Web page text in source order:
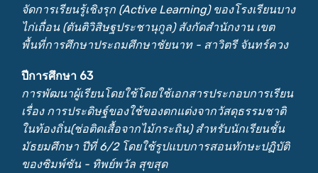
จัดการเรียนรู้เชิงรุก (Active Learning) ของโรงเรียนบาง
ไก่เถื่อน (ตันติวิสิษฐประชานุกูล) สังกัดสำนักงาน เขต
พื้นที่การศึกษาประถมศึกษาชัยนาท - สาวิตรี จันทร์ควง
ปีการศึกษา 63
การพัฒนาผู้เรียนโดยใช้โดยใช้เอกสารประกอบการเรียน
เรื่อง การประดิษฐ์ของใช้ของตกแต่งจากวัสดุธรรมชาติ
ในท้องถิ่น(ช่อติดเสื้อจากไม้กระถิน) สำหรับนักเรียนชั้น
มัธยมศึกษา ปีที่ 6/2 โดยใช้รูปแบบการสอนทักษะปฏิบัติ
ของซิมพ์ซัน - ทิพย์พวัล สุขสุด